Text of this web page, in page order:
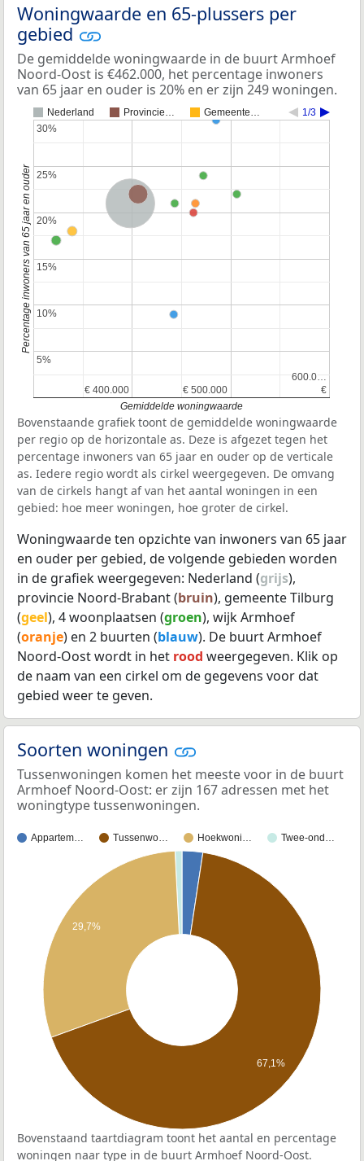
Woningwaarde en 65-plussers per
gebied
De gemiddelde woningwaarde in de buurt Armhoef
Noord-Oost is €462.000, het percentage inwoners
van 65 jaar en ouder is 20% en er zijn 249 woningen.
Nederland Provincie… Gemeente… 1/3
Nederland
Provincie Noord-Brabant
€ 400.000
€ 400.000 € 500.000
€ 500.000 €
€
600.0…
600.0…
5%
5%
10%
10%
15%
15%
20%
20%
25%
25%
30%
30%
Gemiddelde woningwaarde
Percentage inwoners van 65 jaar en ouder
Bovenstaande grafiek toont de gemiddelde woningwaarde
per regio op de horizontale as. Deze is afgezet tegen het
percentage inwoners van 65 jaar en ouder op de verticale
as. Iedere regio wordt als cirkel weergegeven. De omvang
van de cirkels hangt af van het aantal woningen in een
gebied: hoe meer woningen, hoe groter de cirkel.
Woningwaarde ten opzichte van inwoners van 65 jaar
en ouder per gebied, de volgende gebieden worden
in de grafiek weergegeven: Nederland (grijs),
provincie Noord-Brabant (bruin), gemeente Tilburg
(geel), 4 woonplaatsen (groen), wijk Armhoef
(oranje) en 2 buurten (blauw). De buurt Armhoef
Noord-Oost wordt in het rood weergegeven. Klik op
de naam van een cirkel om de gegevens voor dat
gebied weer te geven.
Soorten woningen
Tussenwoningen komen het meeste voor in de buurt
Armhoef Noord-Oost: er zijn 167 adressen met het
woningtype tussenwoningen.
Appartem… Tussenwo… Hoekwoni… Twee-ond…
29,7%
67,1%
Bovenstaand taartdiagram toont het aantal en percentage
woningen naar type in de buurt Armhoef Noord-Oost.